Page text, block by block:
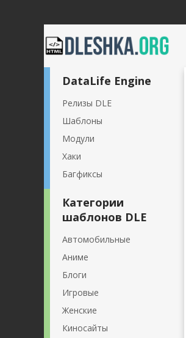
DataLife Engine
Релизы DLE
Шаблоны
Модули
Хаки
Багфиксы
Категории
шаблонов DLE
Автомобильные
Аниме
Блоги
Игровые
Женские
Киносайты